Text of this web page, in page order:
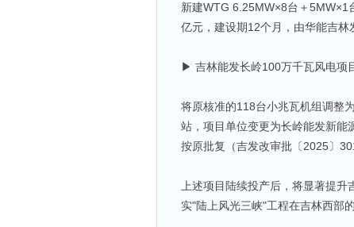
新建WTG 6.25MW×8台＋5MW×1
亿元，建设期12个月，由华能吉林
▶ 吉林能发长岭100万千瓦风电项
将原核准的118台小兆瓦机组调整
站，项目单位变更为长岭能发新能
按原批复（吉发改审批〔2025〕
上述项目陆续投产后，将显著提
实"陆上风光三峡"工程在吉林西部的